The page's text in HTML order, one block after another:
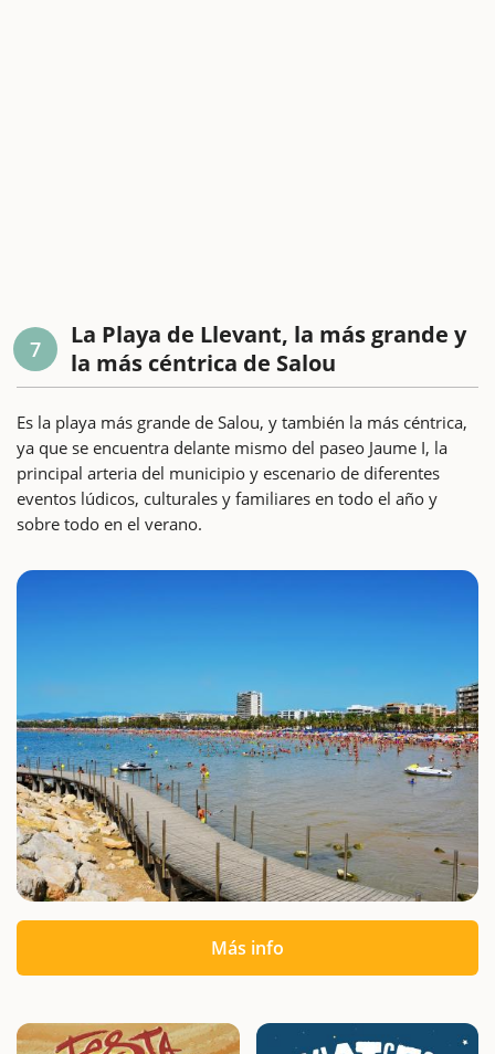
7
La Playa de Llevant, la más grande y
la más céntrica de Salou
Es la playa más grande de Salou, y también la más céntrica,
ya que se encuentra delante mismo del paseo Jaume I, la
principal arteria del municipio y escenario de diferentes
eventos lúdicos, culturales y familiares en todo el año y
sobre todo en el verano.
Más info